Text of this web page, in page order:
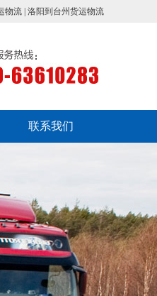
物流 洛阳到台州货运物流
联系我们